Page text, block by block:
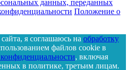
данных, переданных
Положение о
я соглашаюсь на обработку
файлов cookie в
, включая
в политике, третьим лицам.